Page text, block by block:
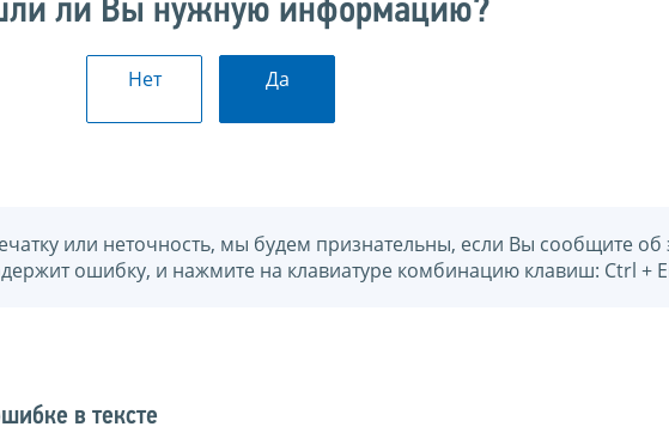
ли Вы нужную информацию?
Нет Да
или неточность, мы будем признательны, если Вы сообщите об
ошибку, и нажмите на клавиатуре комбинацию клавиш: Ctrl +
в тексте